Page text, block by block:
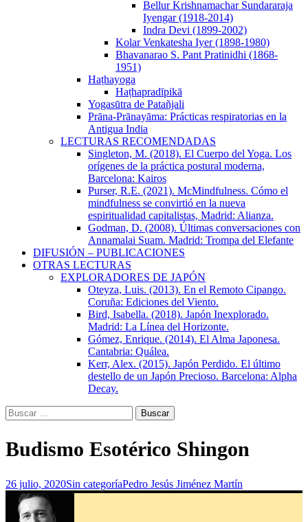
Bellur Krishnamachar Sundararaja
Iyengar (1918-2014)
Indra Devi (1899-2002)
Kolar Venkatesha Iyer (1898-1980)
Bhavanarao S. Pant Pratinidhi (1868-
1951)
Haṭhayoga
Haṭhapradīpikā
Yogasūtra de Patañjali
Prāna-Prānayāma: Prácticas respiratorias en la
Antigua India
LECTURAS RECOMENDADAS
Singleton, M. (2018). El Cuerpo del Yoga. Los
orígenes de la práctica postural moderna,
Barcelona: Kairos
Purser, R.E. (2021). McMindfulness. Cómo el
mindfulness se convirtió en la nueva
espiritualidad capitalistas, Madrid: Alianza.
Godman, D. (2008). Últimas conversaciones con
Annamalai Suam. Madrid: Trompa del Elefante
DIFUSIÓN – PUBLICACIONES
OTRAS LECTURAS
EXPLORADORES DE JAPÓN
Oteyza, Luis. (2013). En el Remoto Cipango.
Coruña: Ediciones del Viento.
Bird, Isabella. (2018). Japón Inexplorado.
Madrid: La Línea del Horizonte.
Gómez, Enrique. (2014). El Alma Japonesa.
Cantabria: Quálea.
Kerr, Alex. (2015). Japón Perdido. El último
destello de un Japón Precioso. Barcelona: Alpha
Decay.
Buscar:
Budismo Esotérico Shingon
26 julio, 2020Sin categoríaPedro Jesús Jiménez Martín